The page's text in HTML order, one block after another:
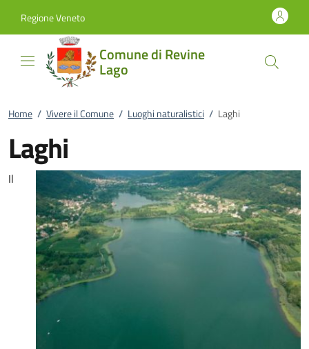
Regione Veneto
Comune di Revine
Lago
Home / Vivere il Comune / Luoghi naturalistici / Laghi
Laghi
Il